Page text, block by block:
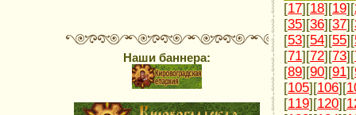
Наши баннера:
[17][18][19][
[35][36][37][
[53][54][55][
[71][72][73][
[89][90][91][
[105][106][
[119][120][